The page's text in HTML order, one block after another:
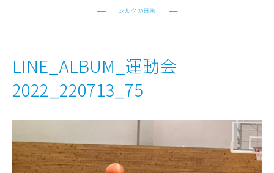
LINE_ALBUM_運動会
2022_220713_75